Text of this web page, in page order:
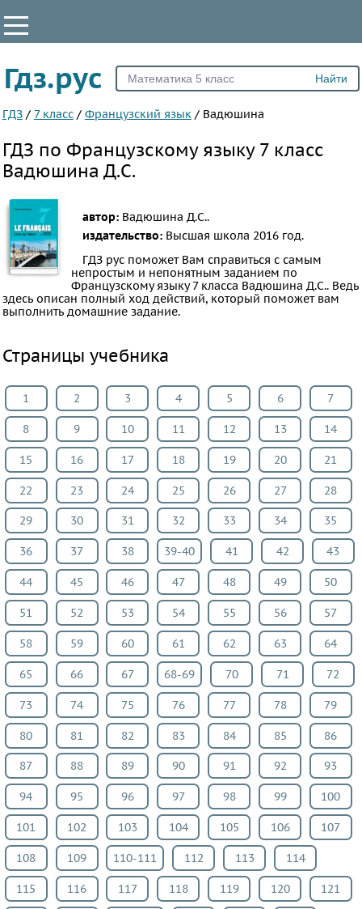
Все
2
4
5
6
7
8
9
10
11
ПРЕДМЕТЫ
предметы
Математика
Английский
язык
Русский
язык
Алгебра
Геометрия
Физика
Химия
Немецкий
язык
Белорусский
язык
Украинский
язык
Французский
язык
Биология
История
Информатика
ОБЖ
География
Гдз.рус
ГДЗ / 7 класс / Французский язык / Вадюшина
ГДЗ по Французскому языку 7 класс
Вадюшина Д.С.
автор: Вадюшина Д.С..
издательство: Высшая школа 2016 год.
ГДЗ рус поможет Вам справиться с самым
непростым и непонятным заданием по
Французскому языку 7 класса Вадюшина Д.С.. Ведь
здесь описан полный ход действий, который поможет вам
выполнить домашние задание.
Страницы учебника
1 2 3 4 5 6 7
8 9 10 11 12 13 14
15 16 17 18 19 20 21
22 23 24 25 26 27 28
29 30 31 32 33 34 35
36 37 38 39-40 41 42 43
44 45 46 47 48 49 50
51 52 53 54 55 56 57
58 59 60 61 62 63 64
65 66 67 68-69 70 71 72
73 74 75 76 77 78 79
80 81 82 83 84 85 86
87 88 89 90 91 92 93
94 95 96 97 98 99 100
101 102 103 104 105 106 107
108 109 110-111 112 113 114
115 116 117 118 119 120 121